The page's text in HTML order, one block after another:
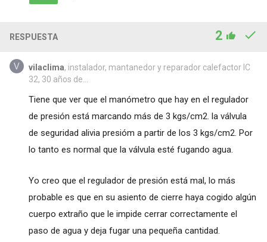
RESPUESTA 2
vilaclima, instalador, mantanedor y reparador calefactor IC
32, 30 años de...
Tiene que ver que el manómetro que hay en el regulador
de presión está marcando más de 3 kgs/cm2. la válvula
de seguridad alivia presióm a partir de los 3 kgs/cm2. Por
lo tanto es normal que la válvula esté fugando agua.
Yo creo que el regulador de presión está mal, lo más
probable es que en su asiento de cierre haya cogido algún
cuerpo extraño que le impide cerrar correctamente el
paso de agua y deja fugar una pequeña cantidad.